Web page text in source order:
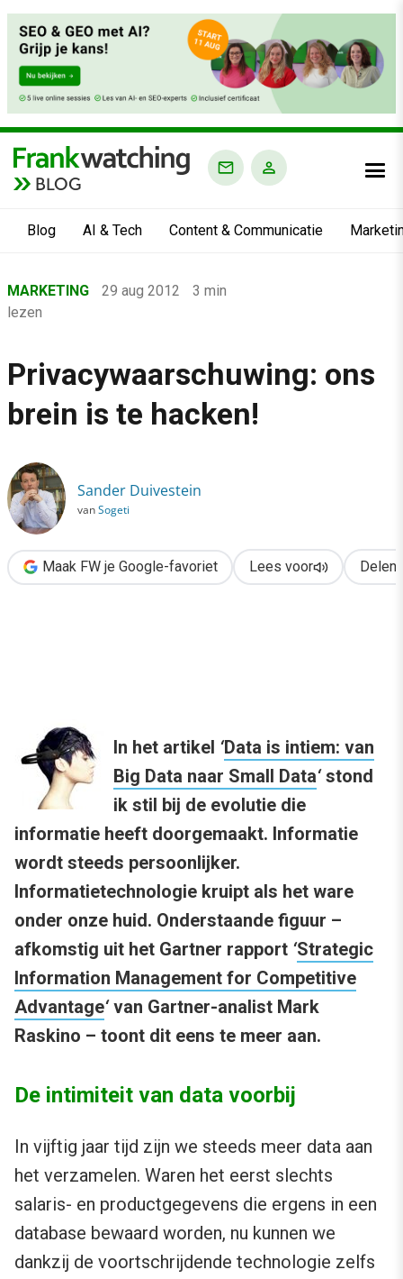
BLOG
Blog AI & Tech Content & Communicatie
›
Marketing
›
MARKETING 29 aug 2012
3 min
lezen
Privacywaarschuwing: ons
brein is te hacken!
Sander Duivestein
vanSogeti
Maak FW je Google-favoriet Lees voor Delen
In het artikel ‘Data is intiem: van
Big Data naar Small Data‘stond
ik stil bij de evolutie die
informatie heeft doorgemaakt. Informatie
wordt steeds persoonlijker.
Informatietechnologie kruipt als het ware
onder onze huid. Onderstaande figuur –
afkomstig uit het Gartner rapport ‘Strategic
Information Management for Competitive
Advantage‘van Gartner-analist Mark
Raskino – toont dit eens te meer aan.
De intimiteit van data voorbij
In vijftig jaar tijd zijn we steeds meer data aan
het verzamelen. Waren het eerst slechts
salaris- en productgegevens die ergens in een
database bewaard worden, nu kunnen we
dankzij de voortschrijdende technologie zelfs